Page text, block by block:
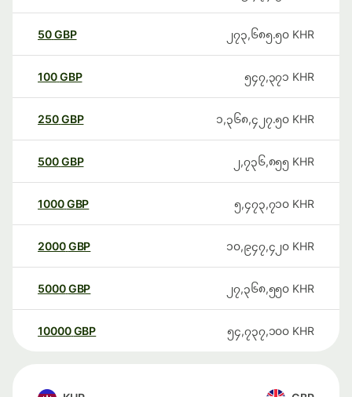
50GBP ၂၇၃,၆၈၅.၅၀ KHR
100GBP ၅၄၇,၃၇၁ KHR
250GBP ၁,၃၆၈,၄၂၇.၅၀ KHR
500GBP ၂,၇၃၆,၈၅၅ KHR
1000GBP ၅,၄၇၃,၇၁၀ KHR
2000GBP ၁၀,၉၄၇,၄၂၀ KHR
5000GBP ၂၇,၃၆၈,၅၅၀ KHR
10000 GBP ၅၄,၇၃၇,၁၀၀ KHR